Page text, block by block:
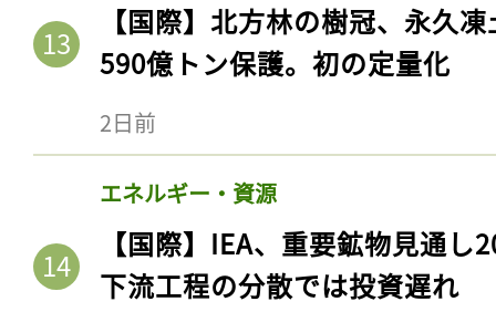
【国際】北方林の樹冠、永久
590億トン保護。初の定量化
2日前
エネルギー・資源
【国際】IEA、重要鉱物見通
下流工程の分散では投資遅れ